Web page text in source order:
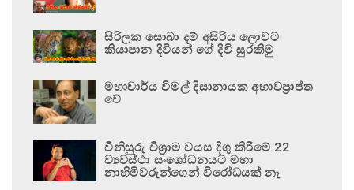
සිරිලක සොබා දම් අසිරිය ලොවට
කියාපාන දිවියන් ගේ දිවි සුරකිමු
මහාචාර්ය විමල් දිසානායක අභාවප්‍රාප්ත
වේ
විනිසුරු විශ්‍රාම වයස දිගු කිරීමේ 22
ව්‍යවස්ථා සංශෝධනයට මහා
නාහිමිවරුන්ගෙන් විරෝධයක් නෑ